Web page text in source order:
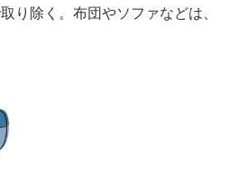
り除く。布団やソファなどは、